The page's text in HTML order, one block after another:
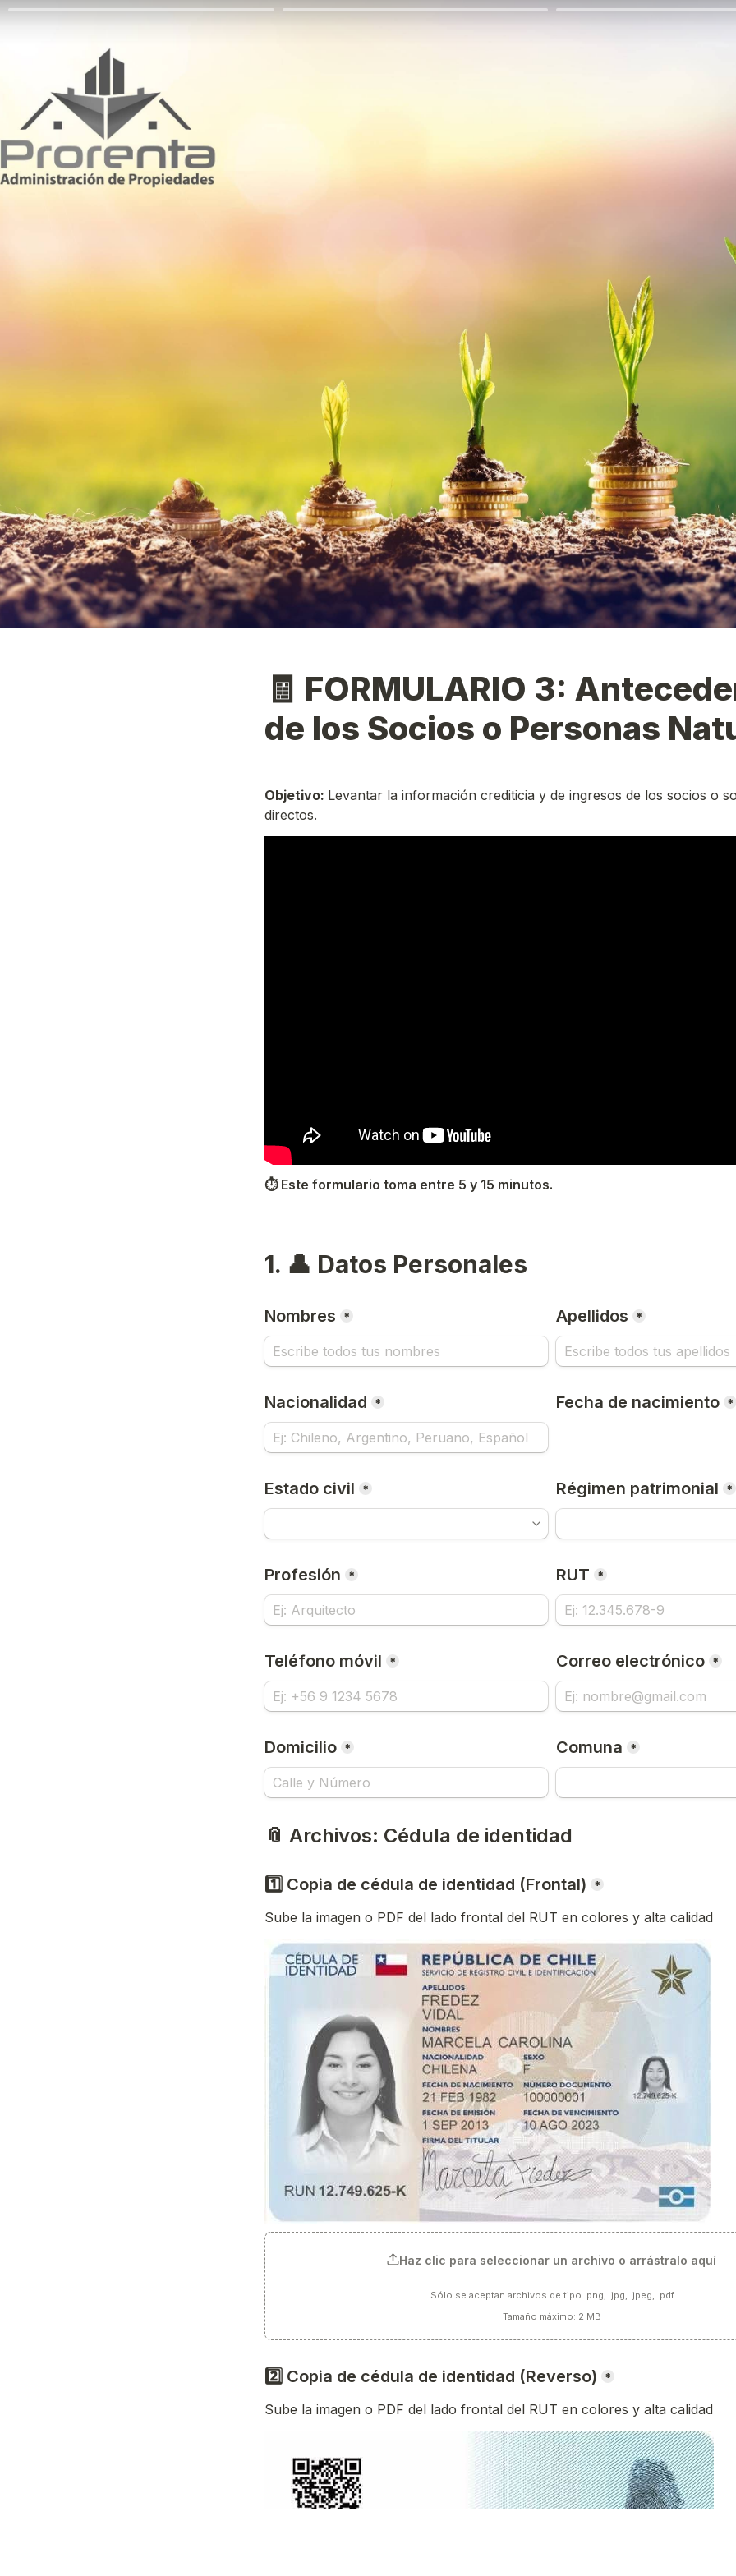
🧾 FORMULARIO 3:
de los Socios o Personas
Objetivo: Levantar la información crediticia y de ingresos de los socios o
directos.
⏱️ Este formulario toma entre 5 y 15 minutos.
1. 👤 Datos Personales
Nombres * Apellidos *
Nacionalidad * Fecha de nacimiento *
Estado civil * Régimen patrimonial *
Profesión * RUT *
Teléfono móvil * Correo electrónico *
Domicilio * Comuna *
📎 Archivos: Cédula de identidad
1️⃣ Copia de cédula de identidad (Frontal) *
Sube la imagen o PDF del lado frontal del RUT en colores y alta calidad
Haz clic para seleccionar un archivo o arrástralo aquí
Sólo se aceptan archivos de tipo .png, .jpg, .jpeg, .pdf
Tamaño máximo: 2 MB
2️⃣ Copia de cédula de identidad (Reverso) *
Sube la imagen o PDF del lado frontal del RUT en colores y alta calidad